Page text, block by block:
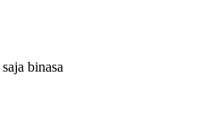
binasa